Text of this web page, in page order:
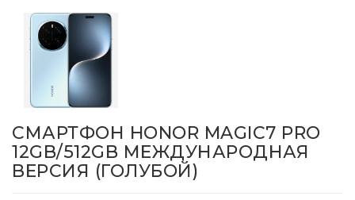
СМАРТФОН HONOR MAGIC7 PRO
12GB/512GB МЕЖДУНАРОДНАЯ
ВЕРСИЯ (ГОЛУБОЙ)